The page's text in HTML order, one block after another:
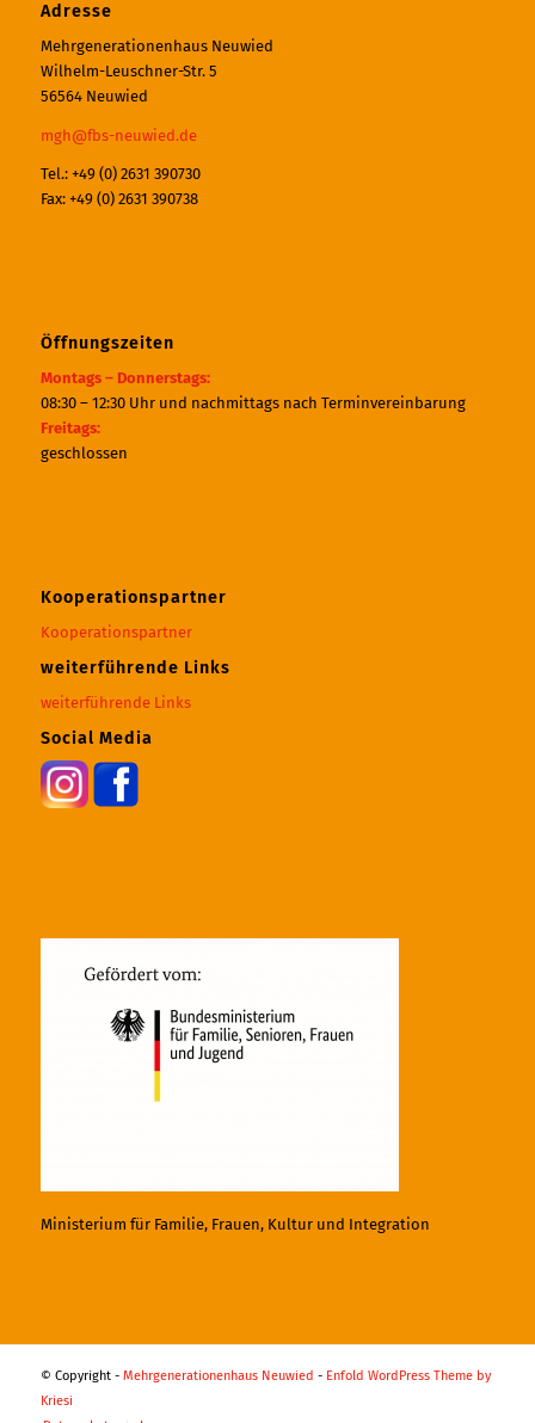
Adresse
Mehrgenerationenhaus Neuwied
Wilhelm-Leuschner-Str. 5
56564 Neuwied
mgh@fbs-neuwied.de
Tel.: +49 (0) 2631 390730
Fax: +49 (0) 2631 390738
Öffnungszeiten
Montags – Donnerstags:
08:30 – 12:30 Uhr und nachmittags nach Terminvereinbarung
Freitags:
geschlossen
Kooperationspartner
Kooperationspartner
weiterführende Links
weiterführende Links
Social Media
Ministerium für Familie, Frauen, Kultur und Integration
© Copyright - Mehrgenerationenhaus Neuwied - Enfold WordPress Theme by
Kriesi